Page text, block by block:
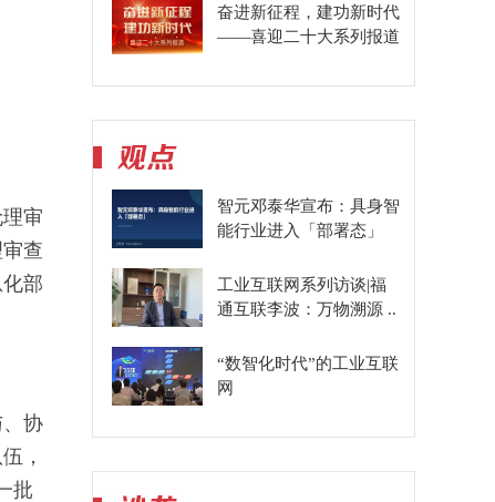
审
查
部
协
，
批
奋进新征程，建功新时代
——喜迎二十大系列报道
智元邓泰华宣布：具身智
能行业进入「部署态」
工业互联网系列访谈|福
通互联李波：万物溯源 ..
“数智化时代”的工业互联
网